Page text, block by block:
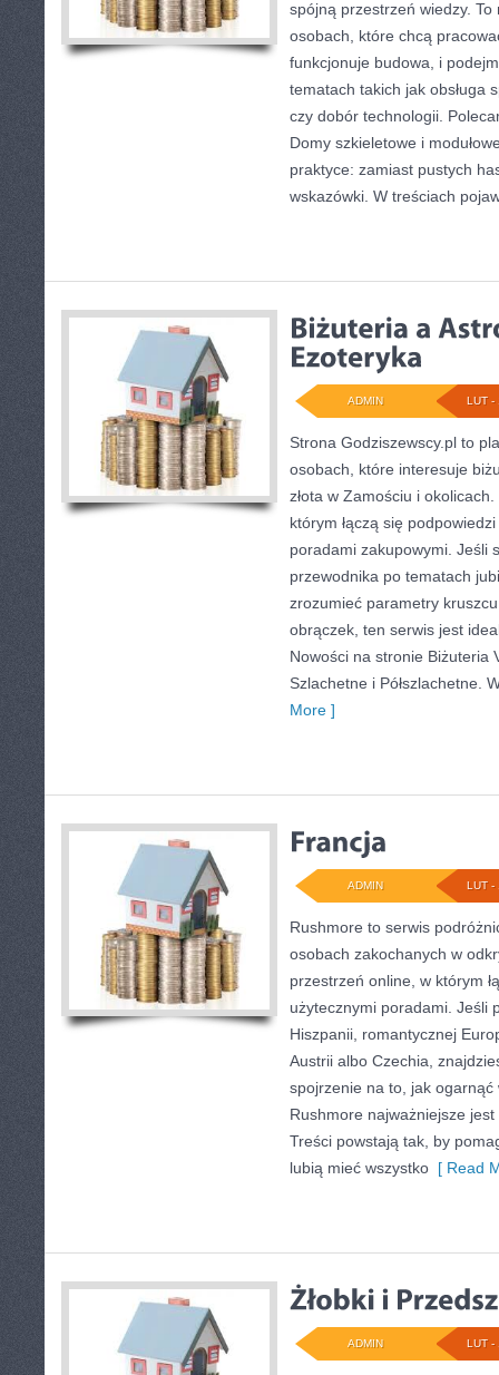
spójną przestrzeń wiedzy.
osobach, które chcą
funkcjonuje budowa, i
tematach takich jak obsługa
czy dobór technologii.
Domy szkieletowe i
praktyce: zamiast pustych
wskazówki. W treściach
LUT -
ADMIN
Strona Godziszewscy.pl to
osobach, które interesuje
złota w Zamościu i
którym łączą się
poradami zakupowymi. Jeśli
przewodnika po tematach
zrozumieć parametry
obrączek, ten serwis jest
Nowości na stronie Biżuteria
Szlachetne i Półszlachetne.
More ]
LUT -
ADMIN
Rushmore to serwis
osobach zakochanych w
przestrzeń online, w którym
użytecznymi poradami. Jeśli
Hiszpanii, romantycznej
Austrii albo Czechia,
spojrzenie na to, jak ogarnąć
Rushmore najważniejsze
Treści powstają tak, by
lubią mieć wszystko [ Read
LUT -
ADMIN